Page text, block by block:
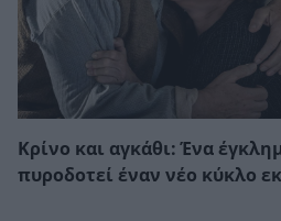
Κρίνο και αγκάθι: Ένα
πυροδοτεί έναν νέο κύκλο